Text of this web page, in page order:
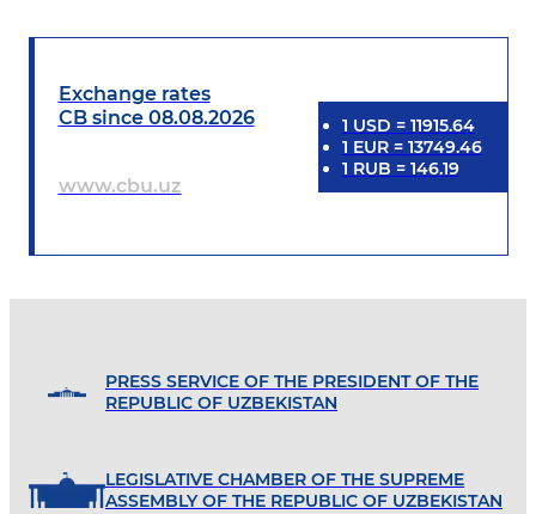
Exchange rates
CB since 08.08.2026
www.cbu.uz
1 USD = 11915.64
1 EUR= 13749.46
1 RUB = 146.19
PRESS SERVICE OF THE PRESIDENT OF THE
REPUBLIC OF UZBEKISTAN
LEGISLATIVE CHAMBER OF THE SUPREME
ASSEMBLY OF THE REPUBLIC OF UZBEKISTAN